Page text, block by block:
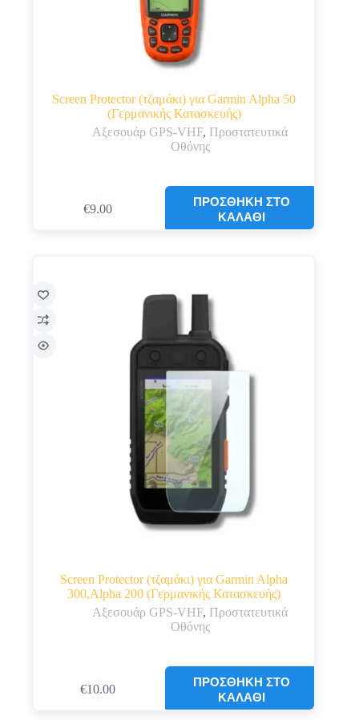
Screen Protector (τζαμάκι) για Garmin Alpha 50
(Γερμανικής Κατασκευής)
Αξεσουάρ GPS-VHF, Προστατευτικά
Οθόνης
€9.00
ΠΡΟΣΘΉΚΗ ΣΤΟ
ΚΑΛΆΘΙ
Screen Protector (τζαμάκι) για Garmin Alpha
300,Alpha 200 (Γερμανικής Κατασκευής)
Αξεσουάρ GPS-VHF, Προστατευτικά
Οθόνης
€10.00
ΠΡΟΣΘΉΚΗ ΣΤΟ
ΚΑΛΆΘΙ